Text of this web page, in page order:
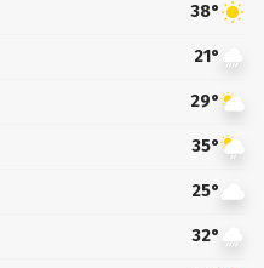
38°
21°
29°
35°
25°
32°